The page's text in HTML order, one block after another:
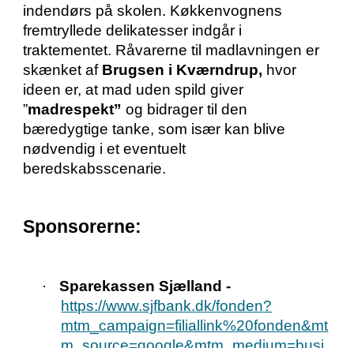
indendørs på skolen. Køkkenvognens
fremtryllede delikatesser indgår i
traktementet. Råvarerne til madlavningen er
skænket af Brugsen i Kværndrup, hvor
ideen er, at mad uden spild giver
”madrespekt”og bidrager til den
bæredygtige tanke, som især kan blive
nødvendig i et eventuelt
beredskabsscenarie.
Sponsorerne:
·
Sparekassen Sjælland -
https://www.sjfbank.dk/fonden?
mtm_campaign=filiallink%20fonden&mt